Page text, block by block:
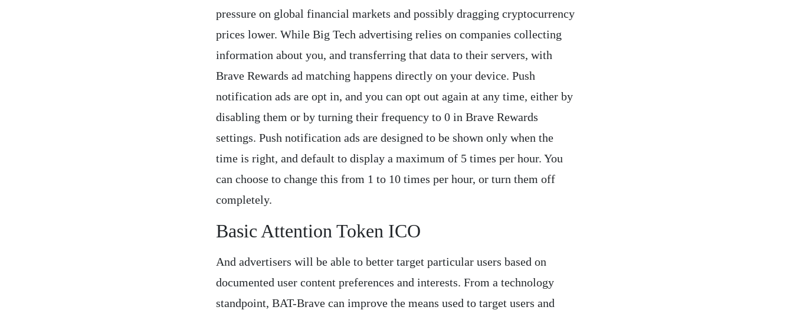
pressure on global financial markets and possibly dragging cryptocurrency
prices lower. While Big Tech advertising relies on companies collecting
information about you, and transferring that data to their servers, with
Brave Rewards ad matching happens directly on your device. Push
notification ads are opt in, and you can opt out again at any time, either by
disabling them or by turning their frequency to 0 in Brave Rewards
settings. Push notification ads are designed to be shown only when the
time is right, and default to display a maximum of 5 times per hour. You
can choose to change this from 1 to 10 times per hour, or turn them off
completely.
Basic Attention Token ICO
And advertisers will be able to better target particular users based on
documented user content preferences and interests. From a technology
standpoint, BAT-Brave can improve the means used to target users and